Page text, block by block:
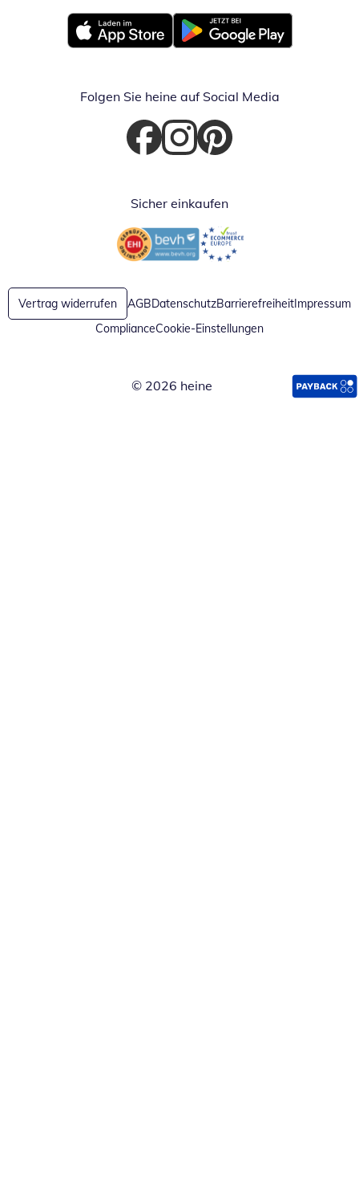
Öffnet in neuem FensterÖffnet in neuem Fenster
Folgen Sie heine auf Social Media
Öffnet in neuem Fenster
Öffnet in neuem Fenster
Öffnet in neuem Fenster
Sicher einkaufen
Öffnet in neuem FensterÖffnet in neuem Fenster
Vertrag widerrufen AGBDatenschutzBarrierefreiheitImpressum
ComplianceCookie-Einstellungen
© 2026 heine